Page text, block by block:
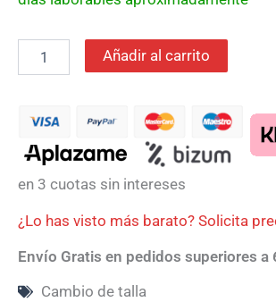
Añadir al carrito
en 3 cuotas sin intereses
¿Lo has visto más barato? Solicita
Envío Gratis en pedidos superiores a
Cambio de talla